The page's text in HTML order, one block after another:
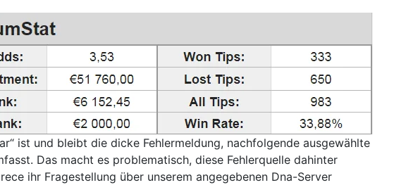
ist und bleibt die dicke Fehlermeldung, nachfolgende ausgewählte
Das macht es problematisch, diese Fehlerquelle dahinter
ihr Fragestellung über unserem angegebenen Dna-Server